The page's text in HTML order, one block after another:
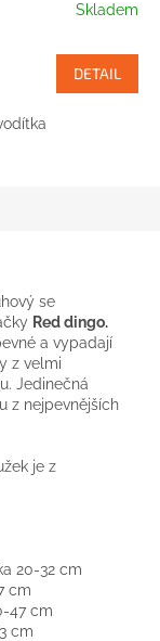
Skladem
DETAIL
se
Reddingo.
a vypadají
z velmi
. Jedinečná
z nejpevnějších
je z
20-32 cm
cm
47 cm
cm